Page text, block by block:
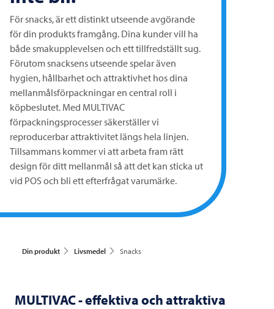
För snacks, är ett distinkt utseende avgörande
för din produkts framgång. Dina kunder vill ha
både smakupplevelsen och ett tillfredställt sug.
Förutom snacksens utseende spelar även
hygien, hållbarhet och attraktivhet hos dina
mellanmålsförpackningar en central roll i
köpbeslutet. Med MULTIVAC
förpackningsprocesser säkerställer vi
reproducerbar attraktivitet längs hela linjen.
Tillsammans kommer vi att arbeta fram rätt
design för ditt mellanmål så att det kan sticka ut
vid POS och bli ett efterfrågat varumärke.
Din produkt Livsmedel Snacks
MULTIVAC- effektiva och attraktiva